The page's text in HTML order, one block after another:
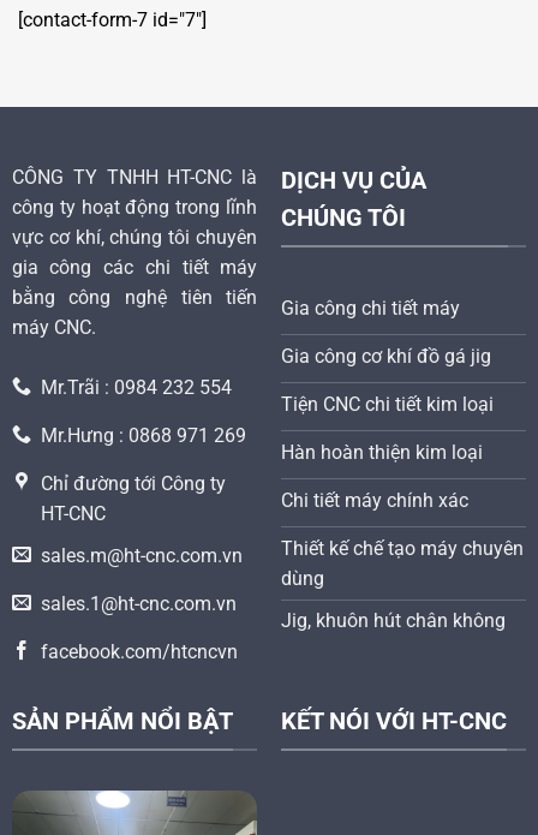
[contact-form-7 id="7"]
CÔNG TY TNHH HT-CNC là
công ty hoạt động trong lĩnh
vực cơ khí, chúng tôi chuyên
gia công các chi tiết máy
bằng công nghệ tiên tiến
máy CNC.
Mr.Trãi : 0984 232 554
Mr.Hưng : 0868 971 269
Chỉ đường tới Công ty
HT-CNC
sales.m@ht-cnc.com.vn
sales.1@ht-cnc.com.vn
facebook.com/htcncvn
DỊCH VỤ CỦA
CHÚNG TÔI
Gia công chi tiết máy
Gia công cơ khí đồ gá jig
Tiện CNC chi tiết kim loại
Hàn hoàn thiện kim loại
Chi tiết máy chính xác
Thiết kế chế tạo máy chuyên
dùng
Jig, khuôn hút chân không
SẢN PHẨM NỔI BẬT KẾT NÓI VỚI HT-CNC